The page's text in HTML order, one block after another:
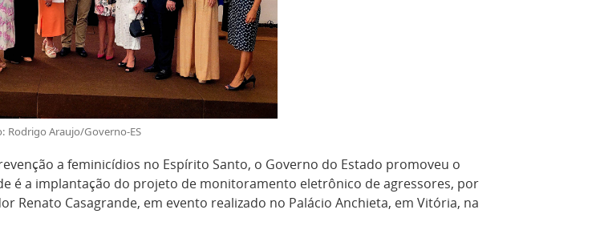
Rodrigo Araujo/Governo-ES
a feminicídios no Espírito Santo, o Governo do Estado promoveu o
é a implantação do projeto de monitoramento eletrônico de agressores, por
Renato Casagrande, em evento realizado no Palácio Anchieta, em Vitória, na